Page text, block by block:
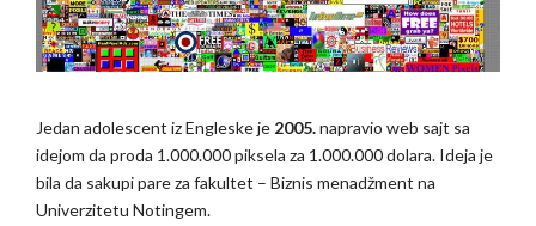
Jedan adolescent iz Engleske je 2005.napravio web sajt sa
idejom da proda 1.000.000 piksela za 1.000.000 dolara. Ideja je
bila da sakupi pare za fakultet – Biznis menadžment na
Univerzitetu Notingem.